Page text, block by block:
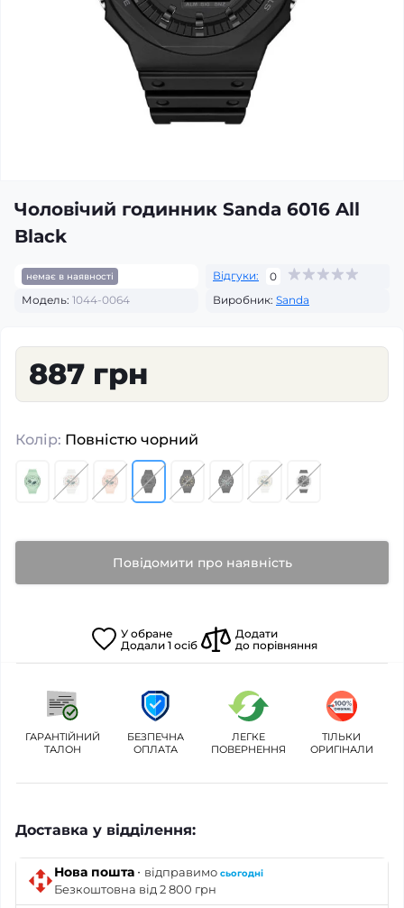
Чоловічий годинник Sanda 6016 All
Black
немає в наявності Відгуки:
0
Модель: 1044-0064 Виробник: Sanda
887 грн
Колір: Повністю чорний
Повідомити про наявність
У обране
Додали 1 осіб
Додати
до порівняння
ГАРАНТІЙНИЙ
ТАЛОН
БЕЗПЕЧНА
ОПЛАТА
ЛЕГКЕ
ПОВЕРНЕННЯ
ТІЛЬКИ
ОРИГІНАЛИ
Доставка у відділення:
Нова пошта · відправимо сьогодні
Безкоштовна від 2 800 грн